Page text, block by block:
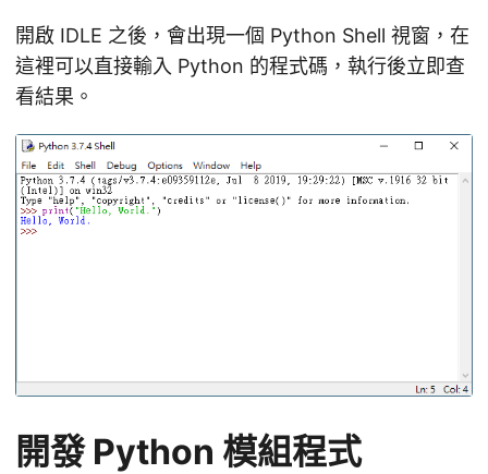
開啟 IDLE 之後，會出現一個 Python Shell 視窗，在
這裡可以直接輸入 Python 的程式碼，執行後立即查
看結果。
開發 Python 模組程式